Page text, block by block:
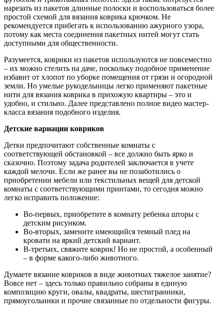
нарезать из пакетов длинные полоски и воспользоваться более
простой схемой для вязания коврика крючком. Не
рекомендуется прибегать к использованию ажурного узора,
потому как места соединения пакетных нитей могут стать
доступными для общественности.
Разумеется, коврики из пакетов используются не повсеместно
– их можно стелить на даче, поскольку подобное применение
избавит от хлопот по уборке помещения от грязи и огородной
земли. Но умелые рукодельницы легко применяют пакетные
нити для вязания коврика в прихожую квартиры – это и
удобно, и стильно. Далее представлено полное видео мастер-
класса вязания подобного изделия.
Детские вариации ковриков
Детки предпочитают собственные комнаты с
соответствующей обстановкой – все должно быть ярко и
сказочно. Поэтому задача родителей заключается в учете
каждой мелочи. Если же ранее вы не позаботились о
приобретении мебели или текстильных вещей для детской
комнаты с соответствующими принтами, то сегодня можно
легко исправить положение:
Во-первых, приобретите в комнату ребенка шторы с
детским рисунком.
Во-вторых, замените имеющийся темный плед на
кровати на яркий детский вариант.
В-третьих, свяжите коврик! Но не простой, а особенный
– в форме какого-либо животного.
Думаете вязание ковриков в виде животных тяжелое занятие?
Вовсе нет – здесь только правильно собраны в единую
композицию круги, овалы, квадраты, шестигранники,
прямоугольники и прочие связанные по отдельности фигуры.